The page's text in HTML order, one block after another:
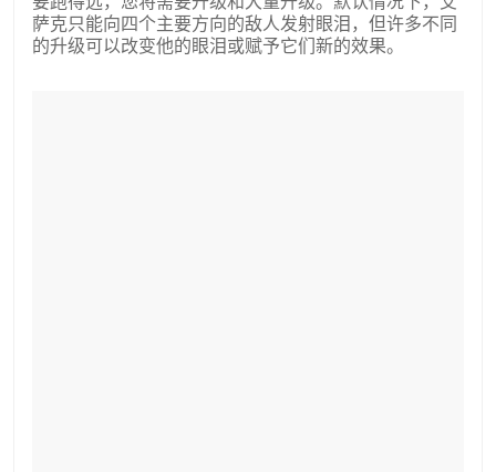
萨克只能向四个主要方向的敌人发射眼泪，但许多不同
的升级可以改变他的眼泪或赋予它们新的效果。